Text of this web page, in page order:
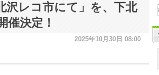
沢レコ市にて」を、下北
催決定！
2025年10月30日 08:00